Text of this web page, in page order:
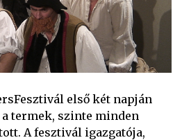
első két napján
termek, szinte minden
A fesztivál igazgatója,